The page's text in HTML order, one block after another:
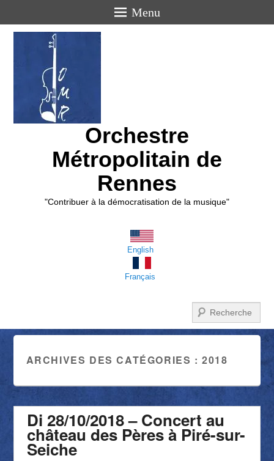
Menu
Orchestre
Métropolitain de
Rennes
"Contribuer à la démocratisation de la musique"
English
Français
ARCHIVES DES CATÉGORIES :2018
Di 28/10/2018 – Concert au
château des Pères à Piré-sur-
Seiche